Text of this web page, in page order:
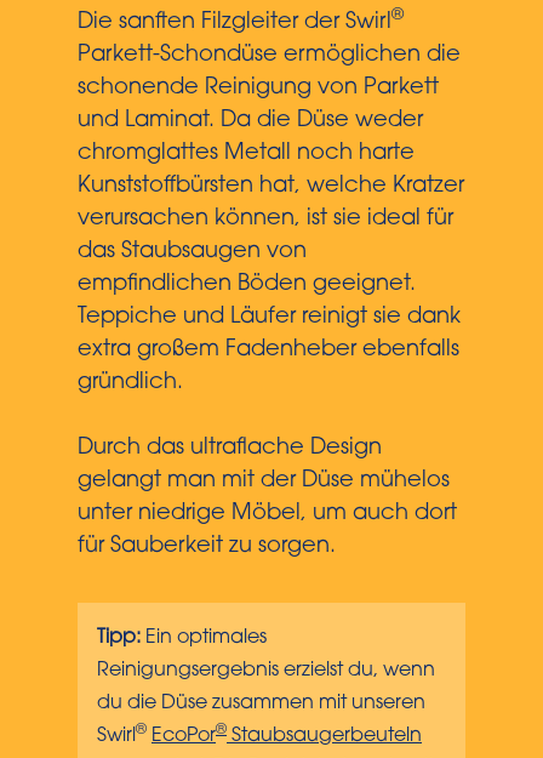
Die sanften Filzgleiter der Swirl®
Parkett-Schondüse ermöglichen die
schonende Reinigung von Parkett
und Laminat. Da die Düse weder
chromglattes Metall noch harte
Kunststoffbürsten hat, welche Kratzer
verursachen können, ist sie ideal für
das Staubsaugen von
empfindlichen Böden geeignet.
Teppiche und Läufer reinigt sie dank
extra großem Fadenheber ebenfalls
gründlich.
Durch das ultraflache Design
gelangt man mit der Düse mühelos
unter niedrige Möbel, um auch dort
für Sauberkeit zu sorgen.
Tipp: Ein optimales
Reinigungsergebnis erzielst du, wenn
du die Düse zusammen mit unseren
Swirl ® EcoPor® Staubsaugerbeuteln